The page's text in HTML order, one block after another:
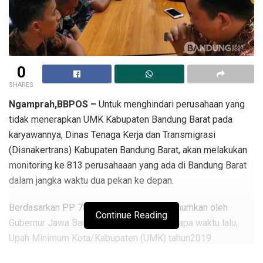
0
SHARES
Ngamprah,BBPOS – Untuk menghindari perusahaan yang
tidak menerapkan UMK Kabupaten Bandung Barat pada
karyawannya, Dinas Tenaga Kerja dan Transmigrasi
(Disnakertrans) Kabupaten Bandung Barat, akan melakukan
monitoring ke 813 perusahaaan yang ada di Bandung Barat
dalam jangka waktu dua pekan ke depan.
Berdasarkan PP 78 Tahun 2015 yang diumumkan oleh
Gubernur Jawa Barat, Ridwan Kamil beberapa waktu lalu,
Upah Minimum Kota/Kabupaten (UMK) tahun2019
Continue Reading